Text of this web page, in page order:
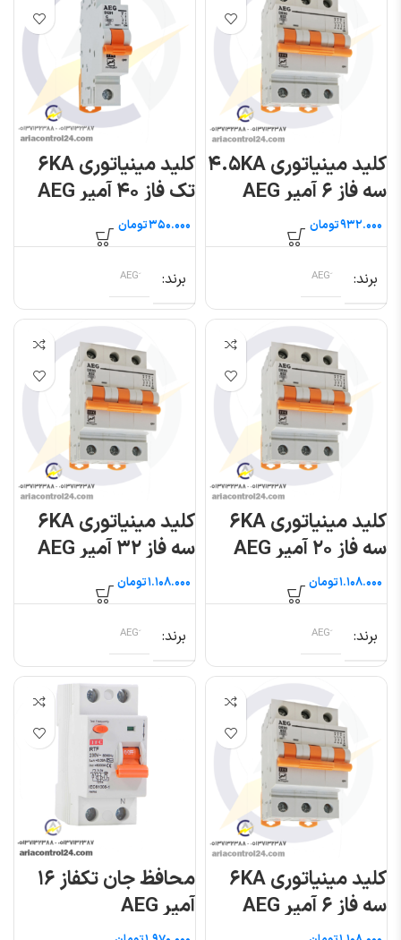
کلید مینیاتوری ۴.۵KA
سه فاز ۶ آمپر AEG
تومان
برند
کلید مینیاتوری ۶KA
تک فاز ۴۰ آمپر AEG
تومان
برند
کلید مینیاتوری ۶KA
سه فاز ۲۰ آمپر AEG
تومان
برند
کلید مینیاتوری ۶KA
سه فاز ۳۲ آمپر AEG
تومان
برند
کلید مینیاتوری ۶KA
سه فاز ۶ آمپر AEG
محافظ جان تکفاز ۱۶
آمپر AEG